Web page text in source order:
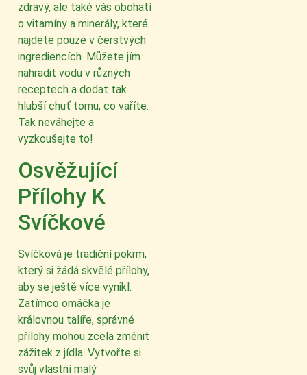
zdravý, ale také vás obohatí
o vitamíny a minerály, které
najdete pouze v čerstvých
ingrediencích. Můžete jím
nahradit vodu v různých
receptech a dodat tak
hlubší chuť tomu, co vaříte.
Tak neváhejte a
vyzkoušejte to!
Osvěžující
Přílohy K
Svíčkové
Svíčková je tradiční pokrm,
který si žádá skvělé přílohy,
aby se ještě více vynikl.
Zatímco omáčka je
královnou talíře, správné
přílohy mohou zcela změnit
zážitek z jídla. Vytvořte si
svůj vlastní malý